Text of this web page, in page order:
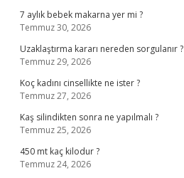
7 aylık bebek makarna yer mi ?
Temmuz 30, 2026
Uzaklaştırma kararı nereden sorgulanır ?
Temmuz 29, 2026
Koç kadını cinsellikte ne ister ?
Temmuz 27, 2026
Kaş silindikten sonra ne yapılmalı ?
Temmuz 25, 2026
450 mt kaç kilodur ?
Temmuz 24, 2026